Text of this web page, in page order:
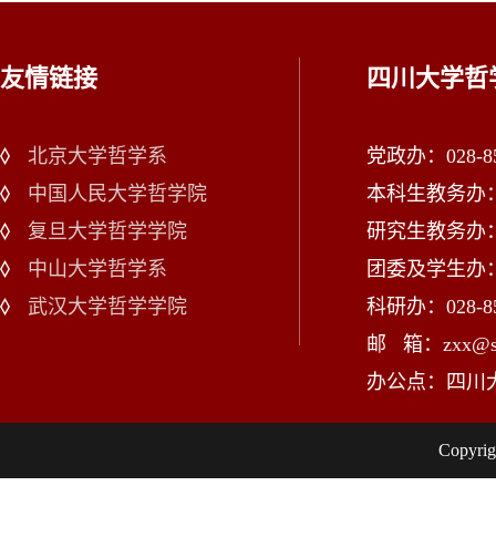
友情链接
北京大学哲学系
中国人民大学哲学院
复旦大学哲学学院
中山大学哲学系
武汉大学哲学学院
四川大学哲
党政办：028-
本科生教务办
研究生教务办
团委及学生办
科研办：028-
邮 箱：
办公点：四川